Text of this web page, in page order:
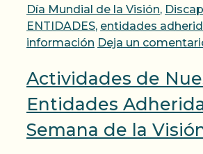
Día Mundial de la Visión,
ENTIDADES, entidades
información Deja un
Actividades de
Entidades
Semana de la